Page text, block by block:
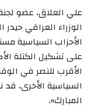
علي العلاق، عضو
الوزراء العراقي
الأحزاب السياسية
على تشكيل الكتلة
الأقرب للنصر في
السياسية الأخرى،
المبارك».